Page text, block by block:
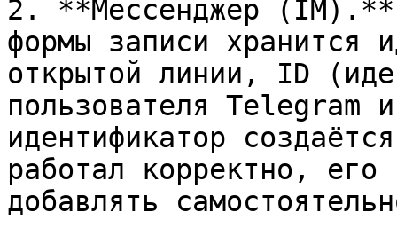
2. **Мессенджер (IM).**
формы записи хранится
открытой линии, ID
пользователя Telegram
идентификатор
работал корректно, его
добавлять